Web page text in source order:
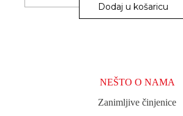
Dodaj u košaricu
NEŠTO O NAMA
Zanimljive činjenice